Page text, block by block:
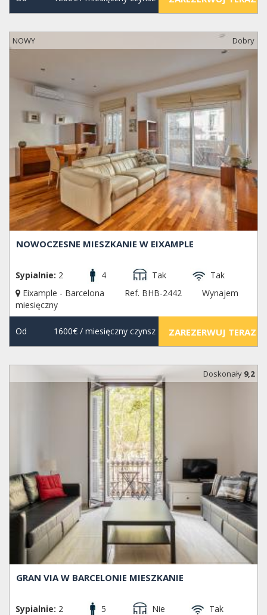
NOWY Dobry
NOWOCZESNE MIESZKANIE W EIXAMPLE
Sypialnie: 2 4 Tak
Tak
Eixample - Barcelona
Ref. BHB-2442
Wynajem
miesięczny
Od 1600€/ miesięczny czynsz ZAREZERWUJ TERAZ
Doskonały 9,2
GRAN VIA W BARCELONIE MIESZKANIE
Sypialnie: 2 5 Nie
Tak